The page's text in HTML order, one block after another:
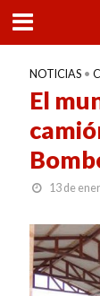
NOTICIAS •
El
13 de